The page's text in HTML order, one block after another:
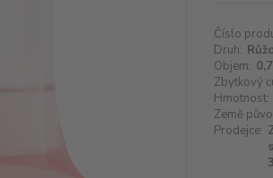
Číslo
Druh:
Objem:
Zbytkový
Hmotnost:
Země
Prodejce: